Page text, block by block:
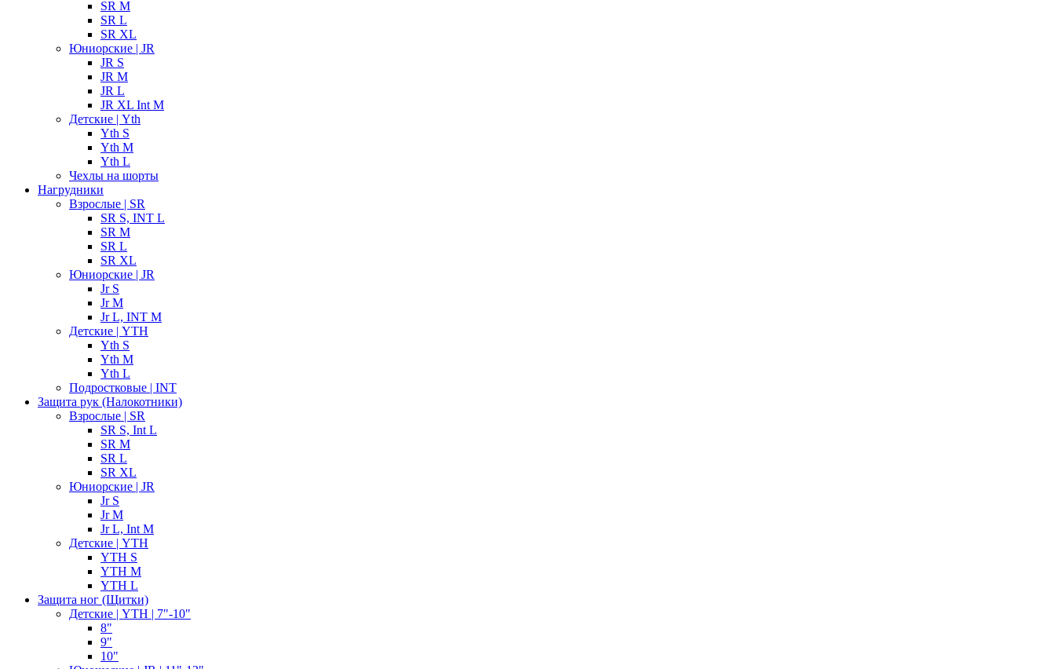
SR M
SR L
SR XL
Юниорские | JR
JR S
JR M
JR L
JR XL Int M
Детские | Yth
Yth S
Yth M
Yth L
Чехлы на шорты
Нагрудники
Взрослые | SR
SR S, INT L
SR M
SR L
SR XL
Юниорские | JR
Jr S
Jr M
Jr L, INT M
Детские | YTH
Yth S
Yth M
Yth L
Подростковые | INT
Защита рук (Налокотники)
Взрослые | SR
SR S, Int L
SR M
SR L
SR XL
Юниорские | JR
Jr S
Jr M
Jr L, Int M
Детские | YTH
YTH S
YTH M
YTH L
Защита ног (Щитки)
Детские | YTH | 7"-10"
8"
9"
10"